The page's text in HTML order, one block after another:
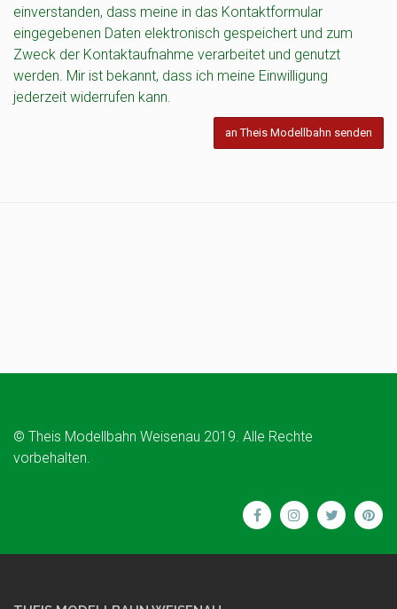
einverstanden, dass meine in das Kontaktformular
eingegebenen Daten elektronisch gespeichert und zum
Zweck der Kontaktaufnahme verarbeitet und genutzt
werden. Mir ist bekannt, dass ich meine Einwilligung
jederzeit widerrufen kann.
© Theis Modellbahn Weisenau 2019. Alle Rechte
vorbehalten.